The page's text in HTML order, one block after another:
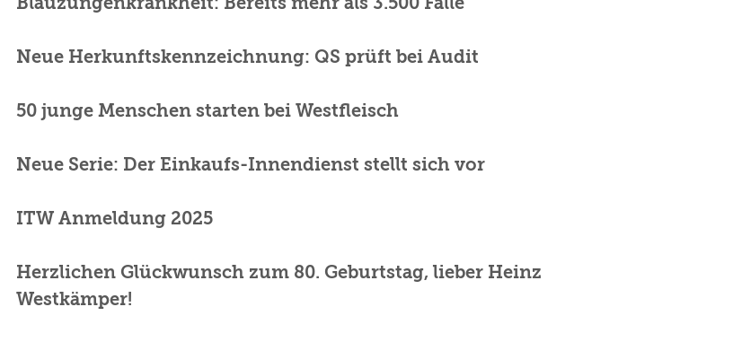
Neue Herkunftskennzeichnung: QS prüft bei Audit
50 junge Menschen starten bei Westfleisch
Neue Serie: Der Einkaufs-Innendienst stellt sich vor
ITW Anmeldung 2025
Herzlichen Glückwunsch zum 80. Geburtstag, lieber Heinz
Westkämper!